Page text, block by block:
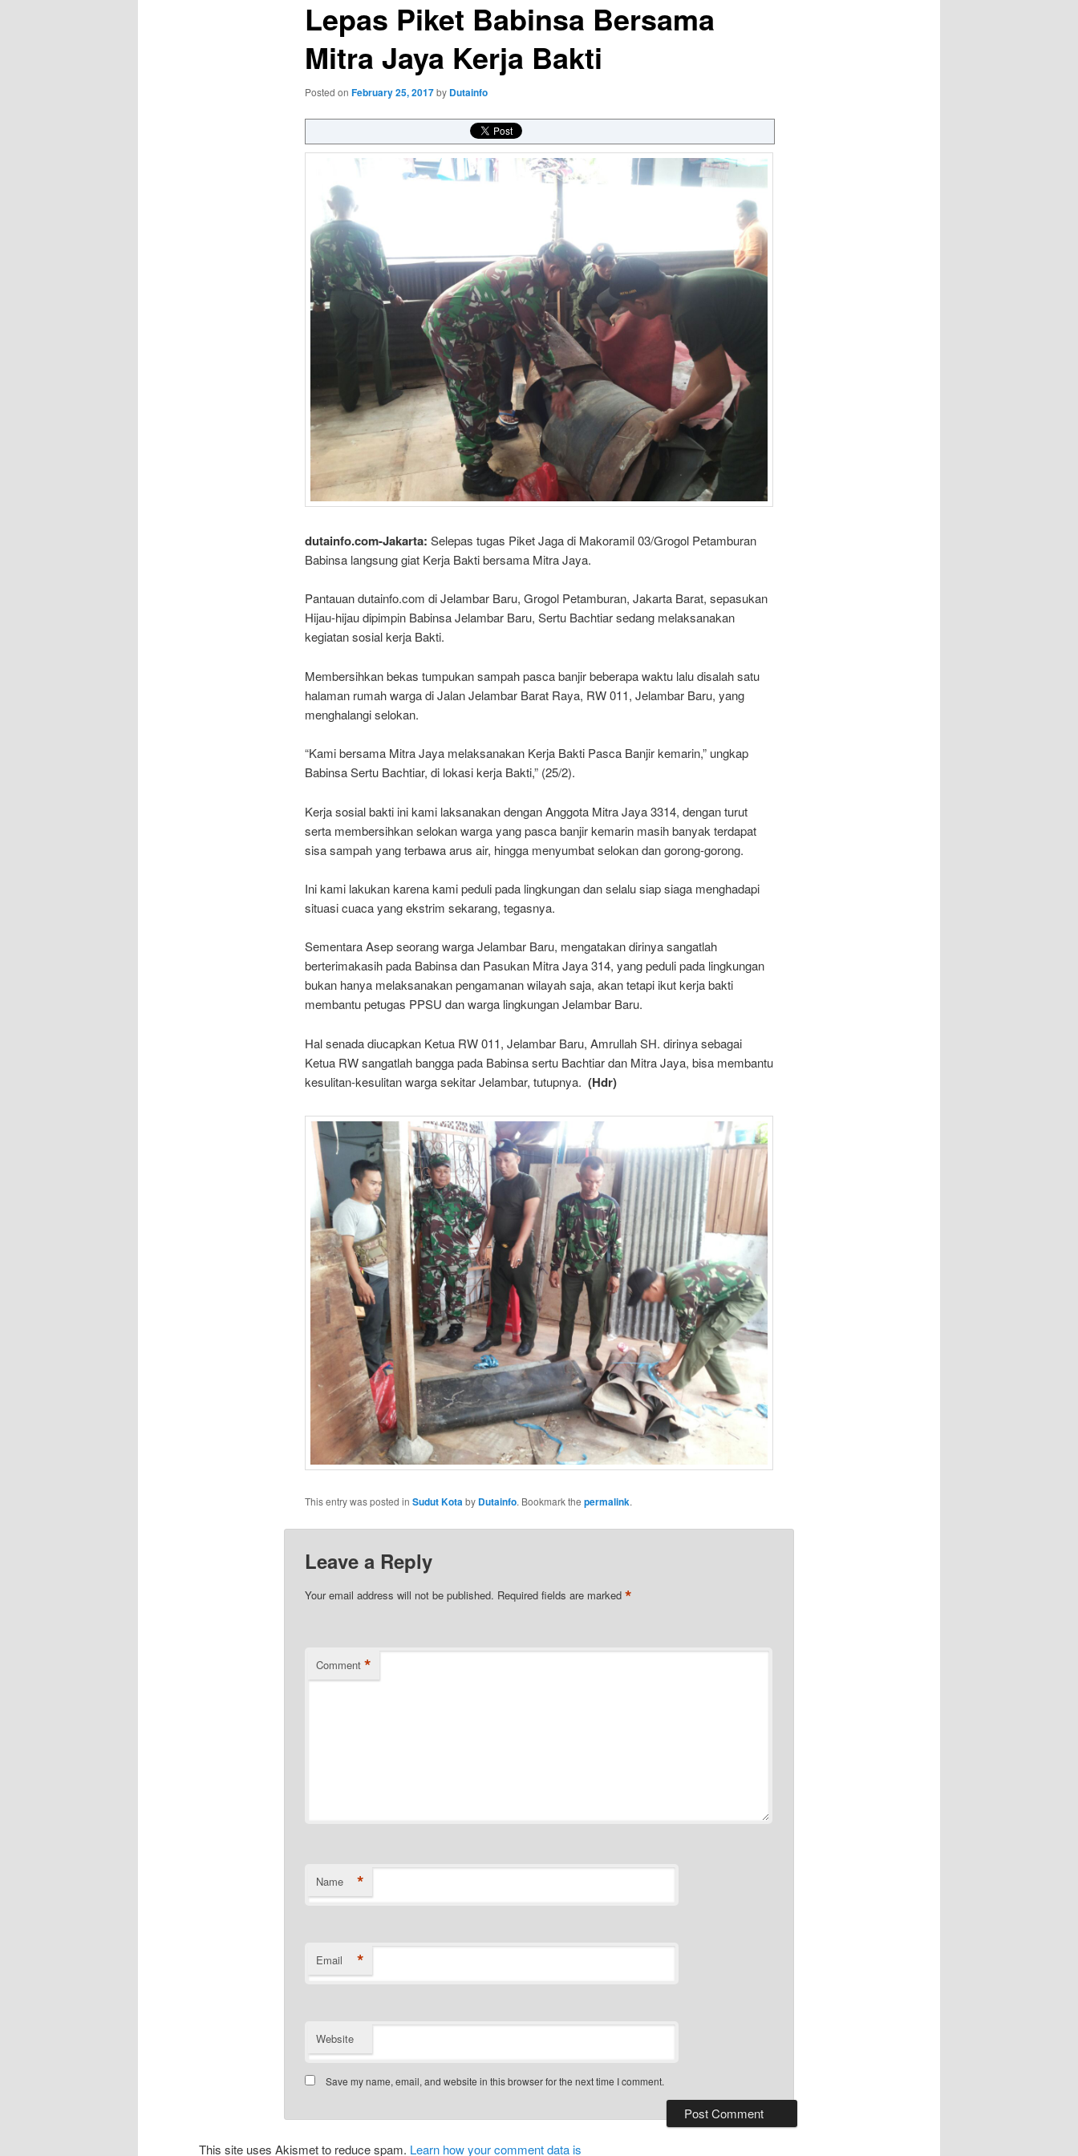
Lepas Piket Babinsa Bersama
Mitra Jaya Kerja Bakti
Posted on February 25, 2017by Dutainfo
dutainfo.com-Jakarta: Selepas tugas Piket Jaga di Makoramil 03/Grogol Petamburan
Babinsa langsung giat Kerja Bakti bersama Mitra Jaya.
Pantauan dutainfo.com di Jelambar Baru, Grogol Petamburan, Jakarta Barat, sepasukan
Hijau-hijau dipimpin Babinsa Jelambar Baru, Sertu Bachtiar sedang melaksanakan
kegiatan sosial kerja Bakti.
Membersihkan bekas tumpukan sampah pasca banjir beberapa waktu lalu disalah satu
halaman rumah warga di Jalan Jelambar Barat Raya, RW 011, Jelambar Baru, yang
menghalangi selokan.
“Kami bersama Mitra Jaya melaksanakan Kerja Bakti Pasca Banjir kemarin,” ungkap
Babinsa Sertu Bachtiar, di lokasi kerja Bakti,” (25/2).
Kerja sosial bakti ini kami laksanakan dengan Anggota Mitra Jaya 3314, dengan turut
serta membersihkan selokan warga yang pasca banjir kemarin masih banyak terdapat
sisa sampah yang terbawa arus air, hingga menyumbat selokan dan gorong-gorong.
Ini kami lakukan karena kami peduli pada lingkungan dan selalu siap siaga menghadapi
situasi cuaca yang ekstrim sekarang, tegasnya.
Sementara Asep seorang warga Jelambar Baru, mengatakan dirinya sangatlah
berterimakasih pada Babinsa dan Pasukan Mitra Jaya 314, yang peduli pada lingkungan
bukan hanya melaksanakan pengamanan wilayah saja, akan tetapi ikut kerja bakti
membantu petugas PPSU dan warga lingkungan Jelambar Baru.
Hal senada diucapkan Ketua RW 011, Jelambar Baru, Amrullah SH. dirinya sebagai
Ketua RW sangatlah bangga pada Babinsa sertu Bachtiar dan Mitra Jaya, bisa membantu
kesulitan-kesulitan warga sekitar Jelambar, tutupnya. (Hdr)
This entry was posted in Sudut Kotaby Dutainfo. Bookmark the permalink.
Leave a Reply
Your email address will not be published. Required fields are marked *
Comment *
Name *
Email *
Website
Save my name, email, and website in this browser for the next time I comment.
This site uses Akismet to reduce spam. Learn how your comment data is